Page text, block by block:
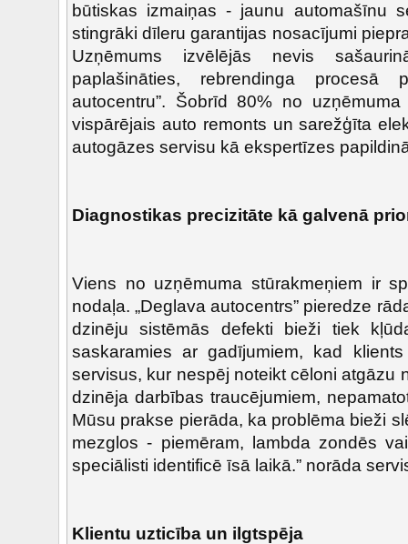
būtiskas izmaiņas - jaunu automašīnu
stingrāki dīleru garantijas nosacījumi
Uzņēmums izvēlējās nevis
paplašināties, rebrendinga procesā
autocentru”. Šobrīd 80% no
vispārējais auto remonts un sarežģīta
autogāzes servisu kā ekspertīzes
Diagnostikas precizitāte kā galvenā
Viens no uzņēmuma stūrakmeņiem ir
nodaļa. „Deglava autocentrs” pieredze
dzinēju sistēmās defekti bieži tiek
saskaramies ar gadījumiem, kad
servisus, kur nespēj noteikt cēloni atgāzu
dzinēja darbības traucējumiem,
Mūsu prakse pierāda, ka problēma bieži
mezglos - piemēram, lambda zondēs
speciālisti identificē īsā laikā.” norāda
Klientu uzticība un ilgtspēja